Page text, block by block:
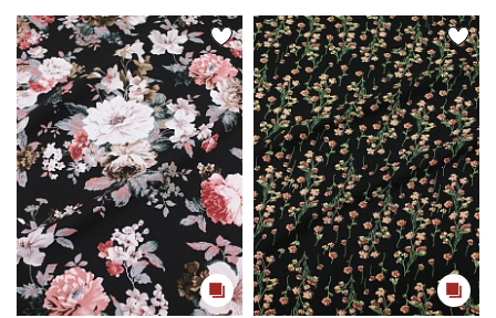
Подписаться
Ознакомлен(а) сПолитикой обработки персональных
данныхи даюСогласие на обработку персональных
данных
ДаюСогласие на получение рекламных и
информационных рассылок